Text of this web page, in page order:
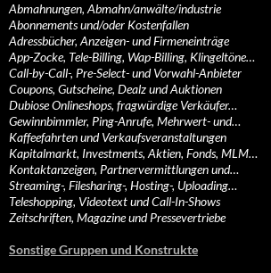
Abmahnungen, Abmahn/anwälte/industrie
Abonnements und/oder Kostenfallen
Adressbücher, Anzeigen- und Firmeneinträge
App-Zocke, Tele-Billing, Wap-Billing, Klingeltöne…
Call-by-Call-, Pre-Select- und Vorwahl-Anbieter
Coupons, Gutscheine, Dealz und Auktionen
Dubiose Onlineshops, fragwürdige Verkäufer…
Gewinnbimmler, Ping-Anrufe, Mehrwert- und…
Kaffeefahrten und Verkaufsveranstaltungen
Kapitalmarkt, Investments, Aktien, Fonds, MLM…
Kontaktanzeigen, Partnervermittlungen und…
Streaming-, Filesharing-, Hosting-, Uploading…
Teleshopping, Videotext und Call-In-Shows
Zeitschriften, Magazine und Pressevertriebe
Sonstige Gruppen und Konstrukte